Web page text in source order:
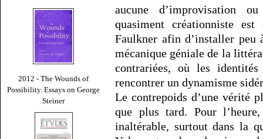
2012 - The Wounds of
Possibility. Essays on George
Steiner
aucune d’improvisation
quasiment créationniste
Faulkner afin d’installer
mécanique géniale de la
contrariées, où les
rencontrer un dynamisme
Le contrepoids d’une vérité
que plus tard. Pour
inaltérable, surtout dans la